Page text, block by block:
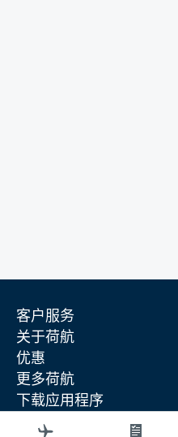
客户服务
关于荷航
优惠
更多荷航
下载应用程序
相关网站